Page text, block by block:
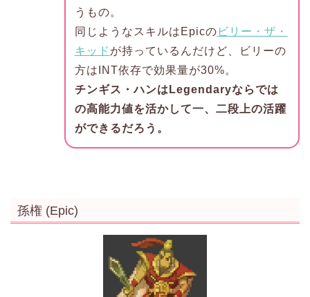
うもの。
同じようなスキルはEpicの ビリー・ザ・
キッド が持っているんだけど、ビリーの
方はINT依存で効果量が30%。
チンギス・ハンはLegendaryならでは
の高能力値を活かして一、二段上の活躍
ができるだろう。
孫権 (Epic)